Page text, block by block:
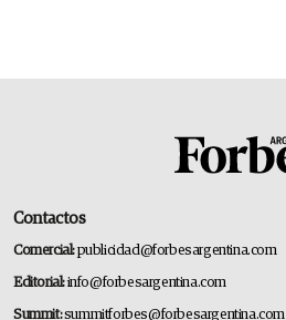
Contactos
Comercial:publicidad@forbesargentina.com
Editorial:info@forbesargentina.com
Summit:summitforbes@forbesargentina.com